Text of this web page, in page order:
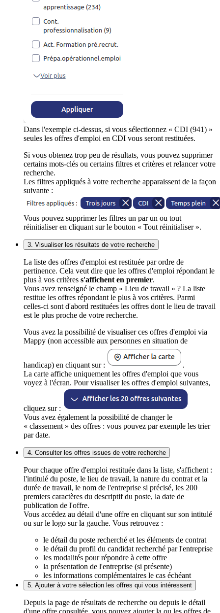
Dans l'exemple ci-dessus, si vous sélectionnez « CDI (941) »
seules les offres d'emploi en CDI vous seront restituées.
Si vous obtenez trop peu de résultats, vous pouvez supprimer
certains mots-clés ou certains filtres et critères et relancer votre
recherche.
Les filtres appliqués à votre recherche apparaissent de la façon
suivante :
Vous pouvez supprimer les filtres un par un ou tout
réinitialiser en cliquant sur le bouton « Tout réinitialiser ».
3. Visualiser les résultats de votre recherche
La liste des offres d'emploi est restituée par ordre de
pertinence. Cela veut dire que les offres d'emploi répondant le
plus à vos critères s'affichent en premier.
Vous avez renseigné le champ « Lieu de travail » ? La liste
restitue les offres répondant le plus à vos critères. Parmi
celles-ci sont d'abord restituées les offres dont le lieu de travail
est le plus proche de votre recherche.
Vous avez la possibilité de visualiser ces offres d'emploi via
Mappy (non accessible aux personnes en situation de
handicap) en cliquant sur :
.
La carte affiche uniquement les offres d'emploi que vous
voyez à l'écran. Pour visualiser les offres d'emploi suivantes,
cliquez sur :
Vous avez également la possibilité de changer le
« classement » des offres : vous pouvez par exemple les trier
par date.
4. Consulter les offres issues de votre recherche
Pour chaque offre d'emploi restituée dans la liste, s'affichent :
l'intitulé du poste, le lieu de travail, la nature du contrat et la
durée de travail, le nom de l'entreprise si précisé, les 200
premiers caractères du descriptif du poste, la date de
publication de l'offre.
Vous accédez au détail d'une offre en cliquant sur son intitulé
ou sur le logo sur la gauche. Vous retrouvez :
le détail du poste recherché et les éléments de contrat
le détail du profil du candidat recherché par l'entreprise
les modalités pour répondre à cette offre
la présentation de l'entreprise (si présente)
les informations complémentaires le cas échéant
5. Ajouter à votre sélection les offres qui vous intéressent
Depuis la page de résultats de recherche ou depuis le détail
d'une offre consultée, vous pouvez ajouter la ou les offres de